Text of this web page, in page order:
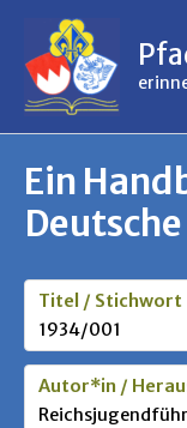
springen
springen
Ein
Titel / Stichwort
1934/001
Autor*in /